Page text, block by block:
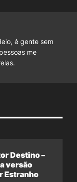
é gente sem
me
Destino –
versão
Estranho